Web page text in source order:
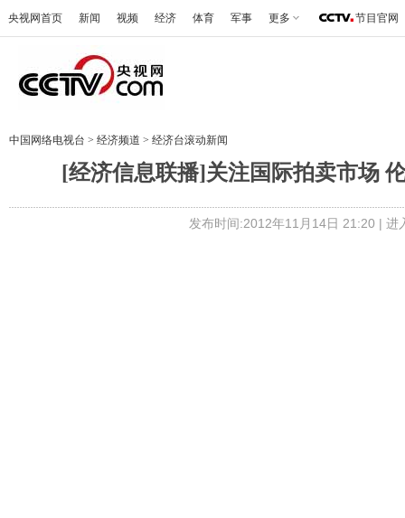
央视网首页 新闻 视频 经济 体育 军事 更多 节目官网
中国网络电视台 > 经济频道 > 经济台滚动新闻
[经济信息联播]关注国际拍卖市场
发布时间:2012年11月14日 21:20 | 进